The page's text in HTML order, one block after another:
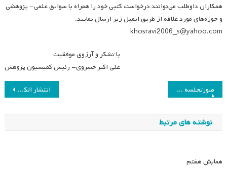
همکاران داوطلب می‌توانند درخواست کتبی خود را همراه با سوابق علمی- پژوهشی
و حوزه‌های مورد علاقه از طریق ایمیل زیر ارسال نمایند.
khosravi2006_s@yahoo.com
با تشکر و آرزوی موفقیت
علی اکبر خسروی- رئیس کمیسیون پژوهش
راهبری
نوشته
انتشار الکترونیکی مقاله جدید دانشنامه‌ای صورتجلسه هیئت مدیره ۲۲ خرداد ۹۲
نوشته های مرتبط
همایش هفتم